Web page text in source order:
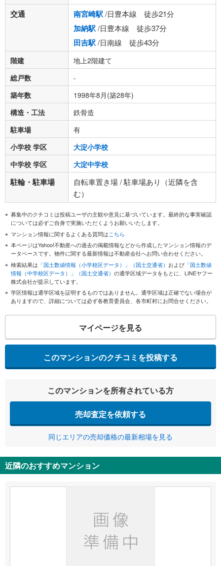
交通 南宮崎駅/日豊本線 徒歩21分
加納駅/日豊本線 徒歩37分
田吉駅/日南線 徒歩43分
階建
地上2階建て
総戸数
-
築年数
1998年8月(築28年)
構造・工法
鉄骨造
駐車場
有
小学校 学区
大淀小学校
中学校 学区
大淀中学校
駐輪・駐車場
自転車置き場 / 駐車場あり（近隣を含
む）
募集中のクチコミは投稿ユーザの主観や意見に基づいています。最終的な事実確認
については必ずご自身で実施いただくようお願いいたします。
マンション情報に関するよくある質問はこちら
本ページはYahoo!不動産への過去の掲載情報などから作成したマンション情報のデ
ータベースです。物件に関する最新情報は不動産会社へお問い合わせください。
検索結果は 「国土数値情報（小学校区データ）」（国土交通省） および 「国土数値
情報（中学校区データ）」（国土交通省） の通学区域データをもとに、LINEヤフー
株式会社が提示しています。
学区情報は通学区域を証明するものではありません。通学区域は正確でない場合が
ありますので、詳細については必ず各教育委員会、各市町村にお問合せください。
マイページを見る
このマンションのクチコミを投稿する
このマンションを所有されている方
売却査定を依頼する
同じエリアの売却価格の最新相場を見る
近隣のおすすめマンション